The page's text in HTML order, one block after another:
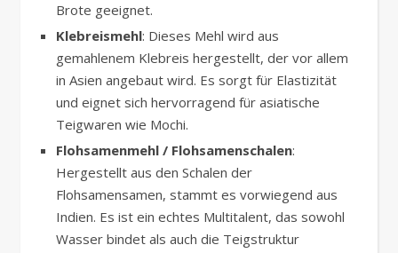
Brote geeignet.
Klebreismehl: Dieses Mehl wird aus
gemahlenem Klebreis hergestellt, der vor allem
in Asien angebaut wird. Es sorgt für Elastizität
und eignet sich hervorragend für asiatische
Teigwaren wie Mochi.
Flohsamenmehl / Flohsamenschalen:
Hergestellt aus den Schalen der
Flohsamensamen, stammt es vorwiegend aus
Indien. Es ist ein echtes Multitalent, das sowohl
Wasser bindet als auch die Teigstruktur